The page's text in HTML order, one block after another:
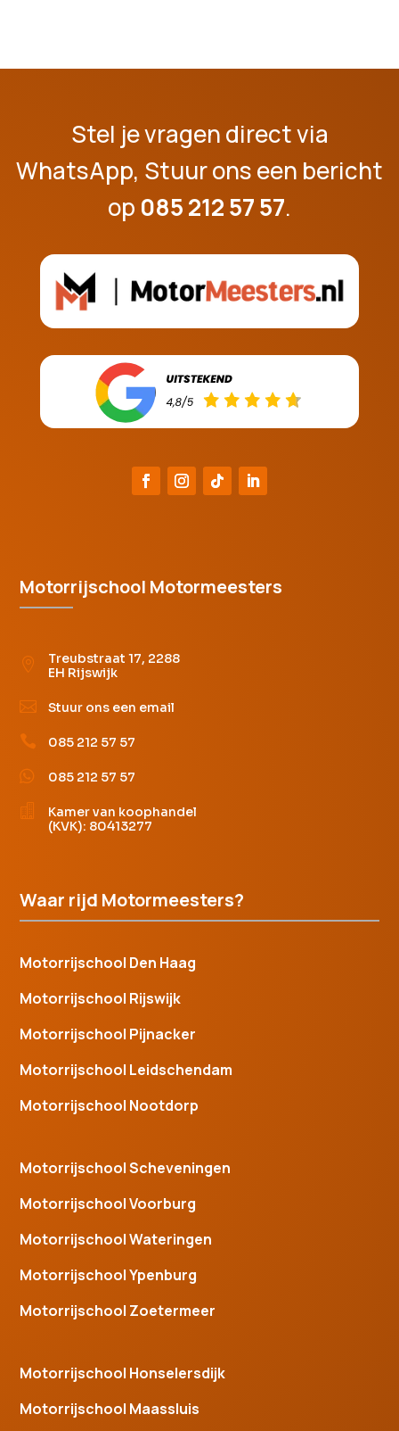
Stel je vragen direct via
WhatsApp, Stuur ons een bericht
op 085 212 57 57.
Motorrijschool Motormeesters

Treubstraat 17, 2288
EH Rijswijk
 Stuur ons een email
 085 212 57 57
 085 212 57 57

Kamer van koophandel
(KVK): 80413277
Waar rijd Motormeesters?
Motorrijschool Den Haag
Motorrijschool Rijswijk
Motorrijschool Pijnacker
Motorrijschool Leidschendam
Motorrijschool Nootdorp
Motorrijschool Scheveningen
Motorrijschool Voorburg
Motorrijschool Wateringen
Motorrijschool Ypenburg
Motorrijschool Zoetermeer
Motorrijschool Honselersdijk
Motorrijschool Maassluis